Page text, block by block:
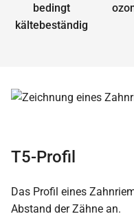
bedingt
kältebeständig
T5-Profil
Das Profil eines
Abstand der Zähne an.